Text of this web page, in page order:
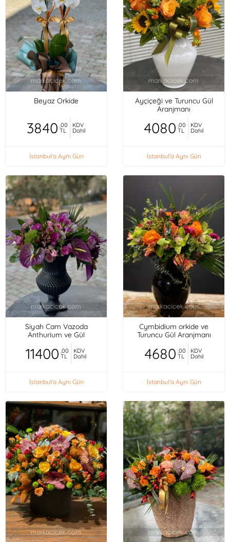
Beyaz Orkide
3840 ,00
TL
KDV
Dahil
İstanbul'a Aynı Gün
Ayçiçeği ve Turuncu Gül
Aranjmanı
4080 ,00
TL
KDV
Dahil
İstanbul'a Aynı Gün
Siyah Cam Vazoda
Anthurium ve Gül
11400 ,00
TL
KDV
Dahil
İstanbul'a Aynı Gün
Cymbidium orkide ve
Turuncu Gül Aranjmanı
4680 ,00
TL
KDV
Dahil
İstanbul'a Aynı Gün